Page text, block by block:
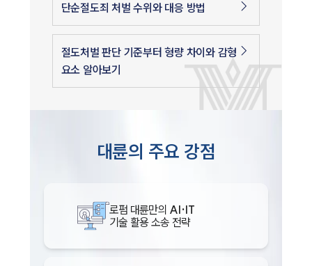
단순절도죄 처벌 수위와 대응 방법
절도처벌 판단 기준부터 형량 차이와 감형
요소 알아보기
대륜의 주요 강점
로펌 대륜만의 AI·IT
기술 활용 소송 전략